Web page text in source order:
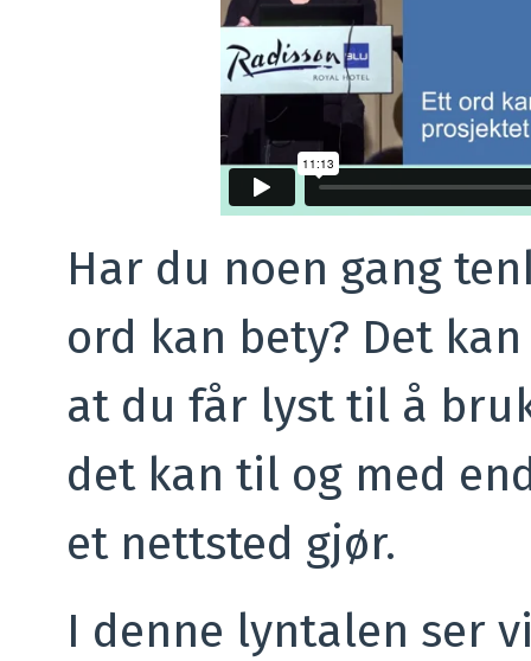
Har du noen gang
ord kan bety? Det
at du får lyst til å
det kan til og med
et nettsted gjør.
I denne lyntalen ser